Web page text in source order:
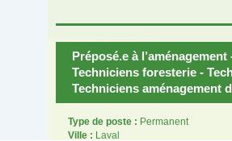
Préposé.e à
Techniciens foresterie -
Techniciens aménagement
Type de poste : Permanent
Ville : Laval